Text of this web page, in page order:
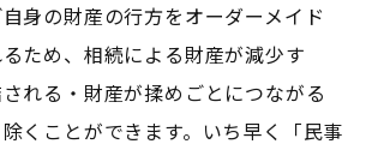
身の財産の行方をオーダーメイド
ため、相続による財産が減少す
れる・財産が揉めごとにつながる
くことができます。いち早く「民事